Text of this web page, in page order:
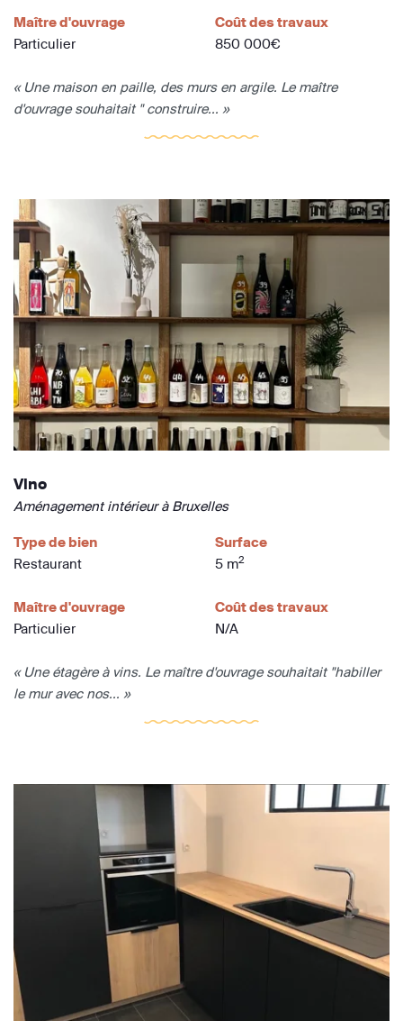
Maître d'ouvrage
Particulier
Coût des travaux
850 000€
« Une maison en paille, des murs en argile. Le maître
d'ouvrage souhaitait " construire... »
Vino
Aménagement intérieur à Bruxelles
Type de bien
Restaurant
Surface
5 m2
Maître d'ouvrage
Particulier
Coût des travaux
N/A
« Une étagère à vins. Le maître d'ouvrage souhaitait "habiller
le mur avec nos... »